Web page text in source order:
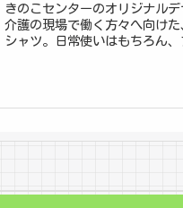
きのこセンターのオリジナル
介護の現場で働く方々へ向け
シャツ。日常使いはもちろん